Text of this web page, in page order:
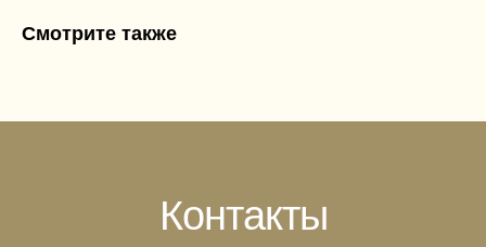
Смотрите также
Контакты